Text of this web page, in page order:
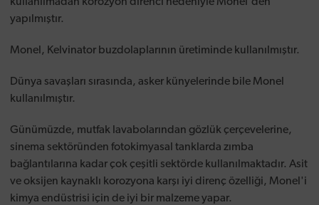
yapılmıştır.
Monel, Kelvinator buzdolaplarının üretiminde kullanılmıştır.
Dünya savaşları sırasında, asker künyelerinde bile Monel
kullanılmıştır.
Günümüzde, mutfak lavabolarından gözlük çerçevelerine,
sinema sektöründen fotokimyasal tanklarda zımba
bağlantılarına kadar çok çeşitli sektörde kullanılmaktadır. Asit
ve oksijen kaynaklı korozyona karşı iyi direnç özelliği, Monel'i
kimya endüstrisi için de iyi bir malzeme yapar.